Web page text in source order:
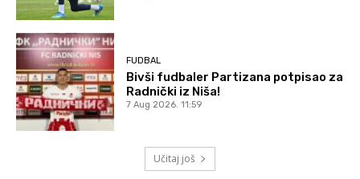
FUDBAL
Bivši fudbaler Partizana potpisao za
Radnički iz Niša!
7 Aug 2026. 11:59
Učitaj još